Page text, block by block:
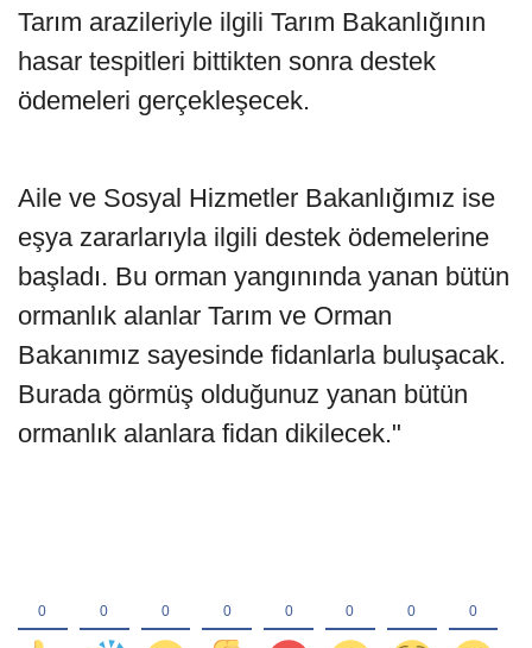
Tarım arazileriyle ilgili Tarım Bakanlığının
hasar tespitleri bittikten sonra destek
ödemeleri gerçekleşecek.
Aile ve Sosyal Hizmetler Bakanlığımız ise
eşya zararlarıyla ilgili destek ödemelerine
başladı. Bu orman yangınında yanan bütün
ormanlık alanlar Tarım ve Orman
Bakanımız sayesinde fidanlarla buluşacak.
Burada görmüş olduğunuz yanan bütün
ormanlık alanlara fidan dikilecek."